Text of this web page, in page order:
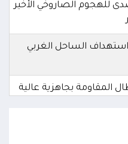
للهجوم الصاروخي الأخير
الساحل الغربي
المقاومة بجاهزية عالية